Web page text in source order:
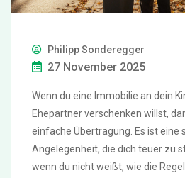
Philipp Sonderegger
27 November 2025
Wenn du eine Immobilie an dein
Ehepartner verschenken willst,
einfache Übertragung. Es ist eine
Angelegenheit, die dich teuer zu
wenn du nicht weißt, wie die